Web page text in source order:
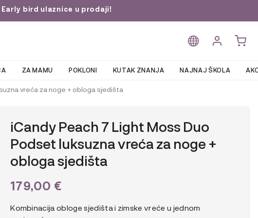
Early bird ulaznice u prodaji!
ZA MAMU POKLONI KUTAK ZNANJA NAJNAJ ŠKOLA
vreća za noge + obloga sjedišta
iCandy Peach 7 Light Moss Duo
Podset luksuzna vreća za noge +
obloga sjedišta
179,00 €
Kombinacija obloge sjedišta i zimske vreće u jednom